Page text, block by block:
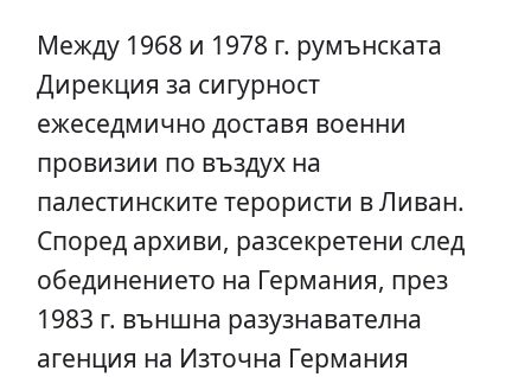
Между 1968 и 1978 г. румънската
Дирекция за сигурност
ежеседмично доставя военни
провизии по въздух на
палестинските терористи в Ливан.
Според архиви, разсекретени след
обединението на Германия, през
1983 г. външна разузнавателна
агенция на Източна Германия